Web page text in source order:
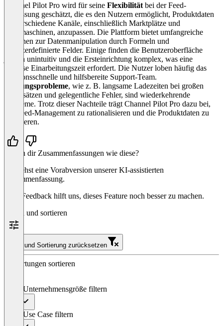
Channel Pilot Pro wird für seine Flexibilität bei der Feed-
Anpassung geschätzt, die es den Nutzern ermöglicht, Produktdaten
für verschiedene Kanäle, einschließlich Marktplätze und
Suchmaschinen, anzupassen. Die Plattform bietet umfangreiche
Optionen zur Datenmanipulation durch Formeln und
benutzerdefinierte Felder. Einige finden die Benutzeroberfläche
jedoch unintuitiv und die Ersteinrichtung komplex, was eine
gewisse Einarbeitungszeit erfordert. Die Nutzer loben häufig das
reaktionsschnelle und hilfsbereite Support-Team.
Leistungsprobleme, wie z. B. langsame Ladezeiten bei großen
Datensätzen und gelegentliche Fehler, sind wiederkehrende
Probleme. Trotz dieser Nachteile trägt Channel Pilot Pro dazu bei,
das Feed-Management zu rationalisieren und die Produktdaten zu
optimieren.
Helfen dir Zusammenfassungen wie diese?
Du siehst eine Vorabversion unserer KI-assistierten
Zusammenfassung.
Dein Feedback hilft uns, dieses Feature noch besser zu machen.
Filtern und sortieren
Filter und Sortierung zurücksetzen
Bewertungen sortieren
Nach Unternehmensgröße filtern
Nach Use Case filtern